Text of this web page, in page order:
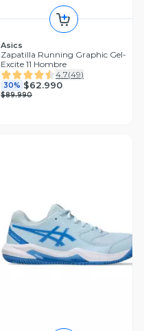
Asics
Zapatilla Running Graphic Gel-
Excite 11 Hombre
4.7(49)
30% $62.990
$89.990